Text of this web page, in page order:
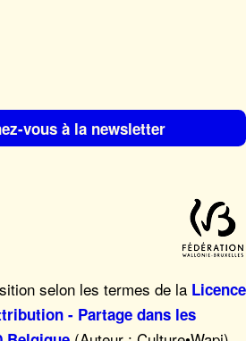
vous à la newsletter
selon les termes de la Licence
- Partage dans les